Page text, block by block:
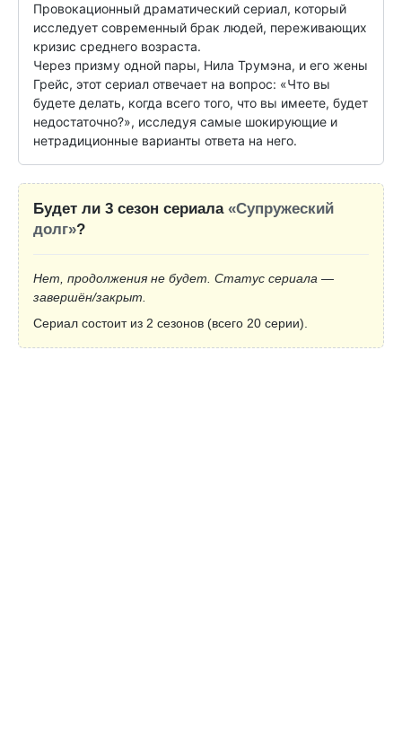
Провокационный драматический сериал, который
исследует современный брак людей, переживающих
кризис среднего возраста.
Через призму одной пары, Нила Трумэна, и его жены
Грейс, этот сериал отвечает на вопрос: «Что вы
будете делать, когда всего того, что вы имеете, будет
недостаточно?», исследуя самые шокирующие и
нетрадиционные варианты ответа на него.
Будет ли 3 сезон сериала «Супружеский
долг»?
Нет, продолжения не будет. Статус сериала —
завершён/закрыт.
Сериал состоит из 2 сезонов (всего 20 серии).